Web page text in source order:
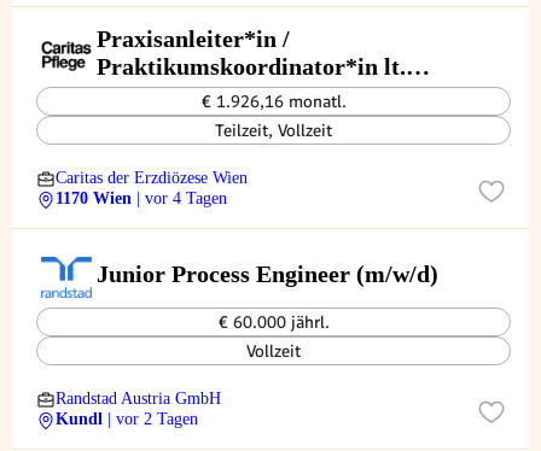
Praxisanleiter*in /
Praktikumskoordinator*in lt.
GuKG § 64 Caritas Pflege Zuhause
Dornbach - 1170
€ 1.926,16 monatl.
Teilzeit, Vollzeit
Caritas der Erzdiözese Wien
1170 Wien
| vor 4 Tagen
Junior Process Engineer (m/w/d)
€ 60.000 jährl.
Vollzeit
Randstad Austria GmbH
Kundl
| vor 2 Tagen